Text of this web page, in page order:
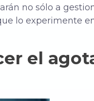
no sólo a
lo experimente
el